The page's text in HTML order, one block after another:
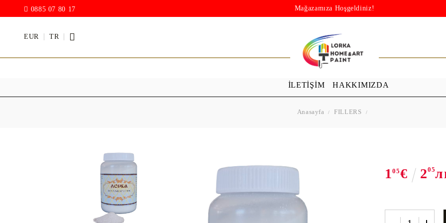
0885 07 80 17 Mağazamıza Hoşgeldiniz!
EUR TR
İLETİŞİM HAKKIMIZDA
Anasayfa FILLERS
105€ 205